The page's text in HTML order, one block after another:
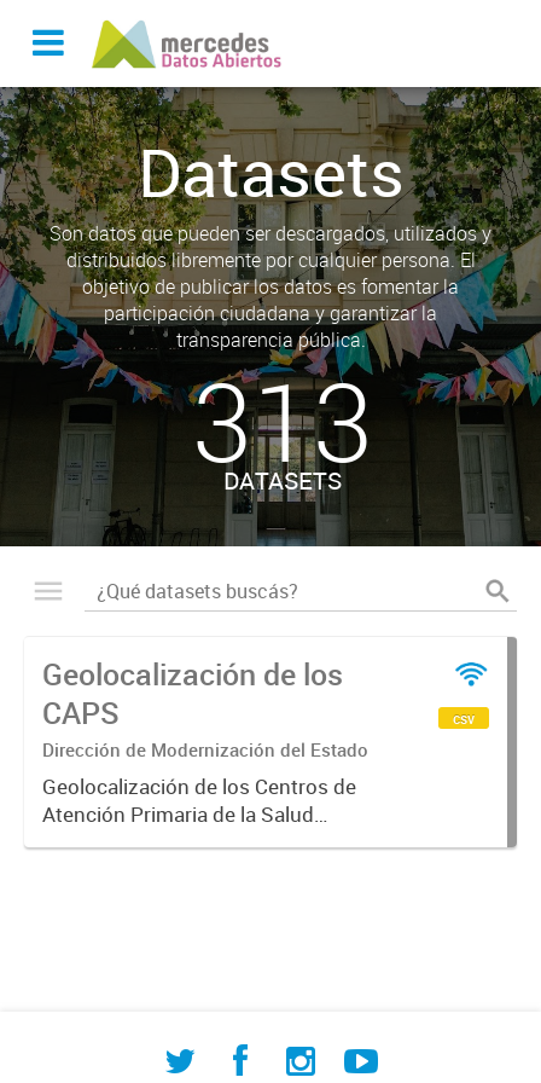
Datasets
Son datos que pueden ser descargados, utilizados y
distribuidos libremente por cualquier persona. El
objetivo de publicar los datos es fomentar la
participación ciudadana y garantizar la
transparencia pública.
313
DATASETS
Geolocalización de los
CAPS
Dirección de Modernización del Estado
Geolocalización de los Centros de
Atención Primaria de la Salud
(CAPS) de la ciudad de Mercedes.
csv